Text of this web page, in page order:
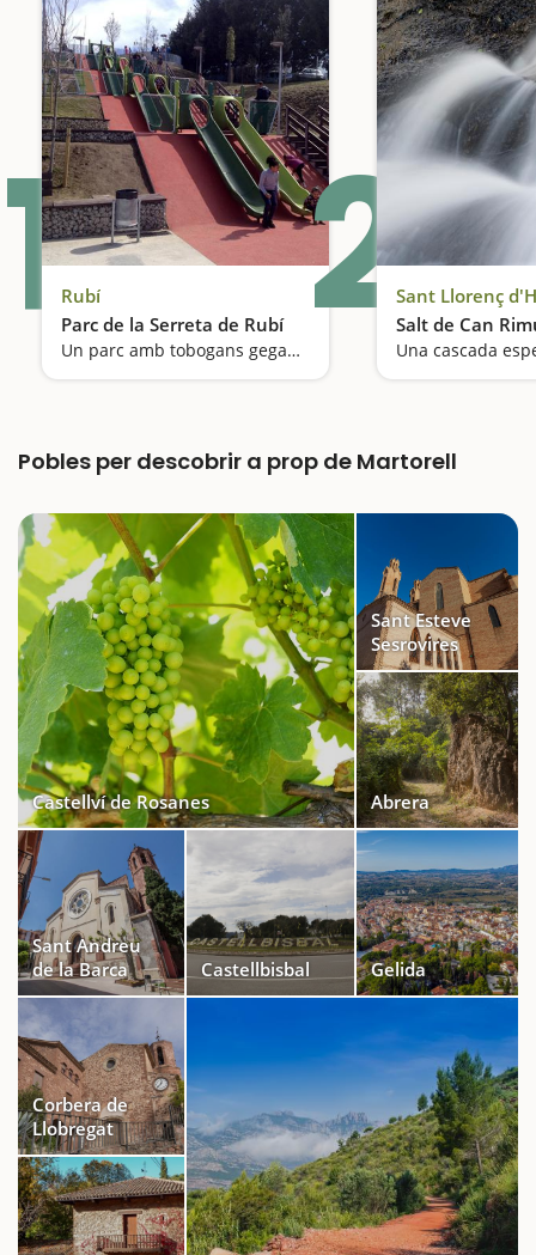
1 Rubí
Parc de la Serreta de Rubí
Un parc amb tobogans gegants i molt inclusiu 2Sant Llorenç
Salt de Can
Una cascada
Pobles per descobrir a prop de Martorell
Castellví de Rosanes
Sant Esteve
Sesrovires
Abrera
Sant Andreu
de la Barca
Castellbisbal Gelida
Corbera de
Llobregat